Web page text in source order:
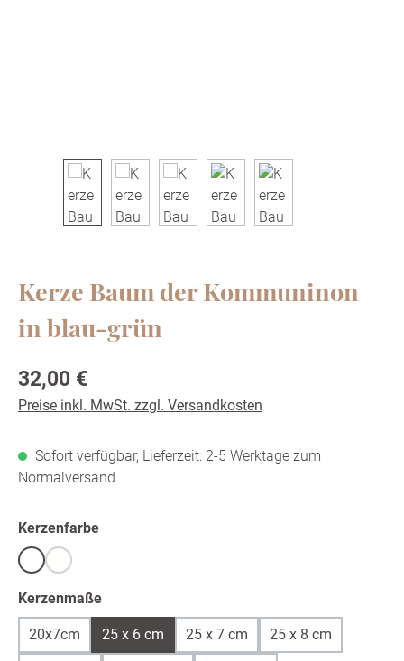
Kerze Baum der Kommuninon
in blau-grün
Regulärer Preis:
32,00 €
Preise inkl. MwSt. zzgl. Versandkosten
Sofort verfügbar, Lieferzeit: 2-5 Werktage zum
Normalversand
Kerzenfarbeauswählen
Weißwarmweiß /ivory
(Diese Option ist zurzeit nicht verfügbar.)
Kerzenmaßeauswählen
20x7cm 25 x 6 cm 25 x 7 cm 25 x 8 cm